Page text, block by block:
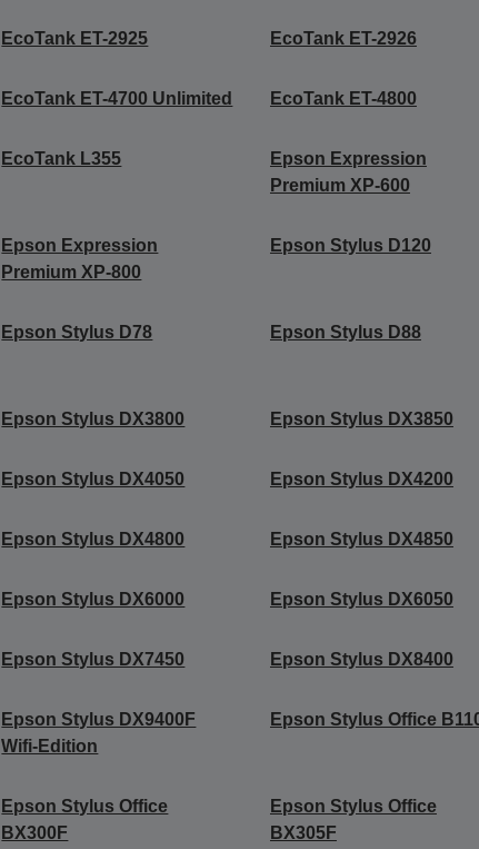
EcoTank ET-2925 EcoTank ET-2926
EcoTank ET-4700 Unlimited EcoTank ET-4800
EcoTank L355
Epson Expression
Premium XP-600
Epson Expression
Premium XP-800
Epson Stylus D120
Epson Stylus D78 Epson Stylus D88
Epson Stylus DX3800 Epson Stylus DX3850
Epson Stylus DX4050 Epson Stylus DX4200
Epson Stylus DX4800 Epson Stylus DX4850
Epson Stylus DX6000 Epson Stylus DX6050
Epson Stylus DX7450 Epson Stylus DX8400
Epson Stylus DX9400F
Wifi-Edition
Epson Stylus Office
Epson Stylus Office
BX300F
Epson Stylus Office
BX305F